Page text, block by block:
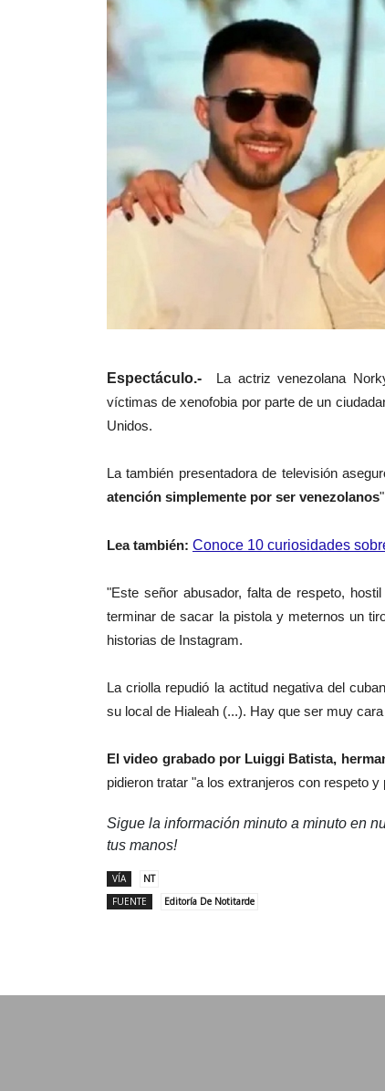
Espectáculo.-
La actriz venezolana
víctimas de xenofobia por parte de un
Unidos.
La también presentadora de televisión
atención simplemente por ser venezolanos
Lea también: Conoce 10 curiosidades
"Este señor abusador, falta de respeto,
terminar de sacar la pistola y meternos un
historias de Instagram.
La criolla repudió la actitud negativa del
su local de Hialeah (...). Hay que ser muy
El video grabado por Luiggi Batista,
pidieron tratar "a los extranjeros con respeto
Sigue la información minuto a minuto en
tus manos!
VÍA
NT
FUENTE
Editoría De Notitarde